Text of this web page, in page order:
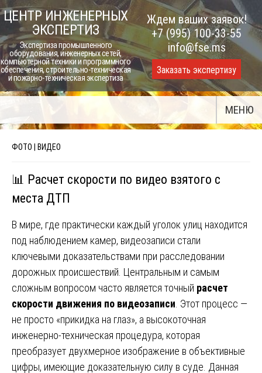
Skip
to
content
ЦЕНТР ИНЖЕНЕРНЫХ
ЭКСПЕРТИЗ
Экспертиза промышленного
оборудования, инженерных сетей,
компьютерной техники и программного
обеспечения, строительно-техническая
и пожарно-техническая экспертиза
Ждем ваших заявок!
+7 (995) 100-33-55
info@fse.ms
Заказать экспертизу
МЕНЮ
ФОТО | ВИДЕО
📊 Расчет скорости по видео взятого с
места ДТП
В мире, где практически каждый уголок улиц находится
под наблюдением камер, видеозаписи стали
ключевыми доказательствами при расследовании
дорожных происшествий. Центральным и самым
сложным вопросом часто является точный расчет
скорости движения по видеозаписи . Этот процесс —
не просто «прикидка на глаз», а высокоточная
инженерно-техническая процедура, которая
преобразует двухмерное изображение в объективные
цифры, имеющие доказательную силу в суде. Данная